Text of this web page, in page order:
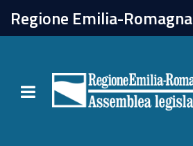
Regione Emilia-Romagna
Toggle navigation
chiudi
Attività